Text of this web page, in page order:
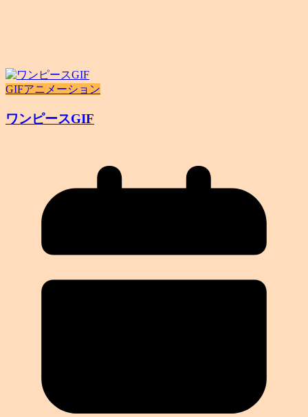
GIFアニメーション
ワンピースGIF